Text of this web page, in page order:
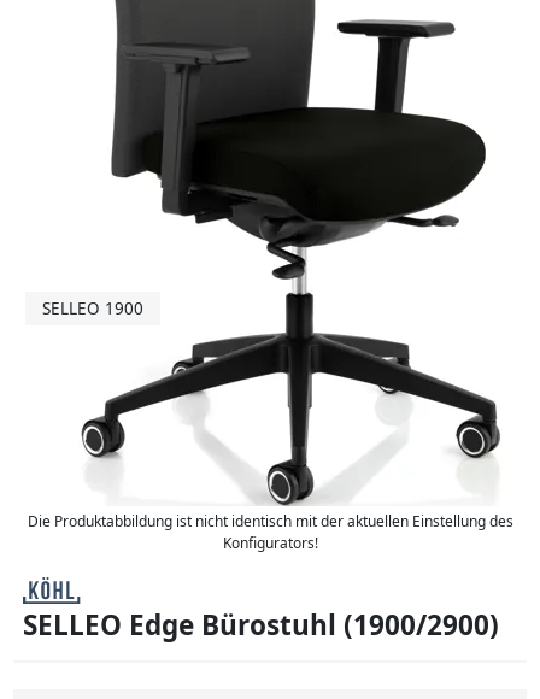
SELLEO 1900
Die Produktabbildung ist nicht identisch mit der aktuellen Einstellung des
Konfigurators!
SELLEO Edge Bürostuhl (1900/2900)